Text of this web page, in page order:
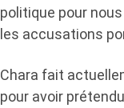
politique pour
les accusations
Chara fait
pour avoir